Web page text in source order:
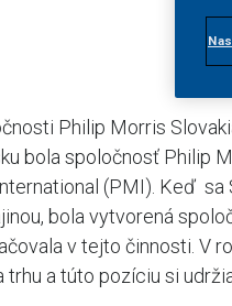
Philip Morris
bola spoločnosť Philip
(PMI). Keď sa
bola vytvorená
v tejto činnosti. V
trhu a túto pozíciu si